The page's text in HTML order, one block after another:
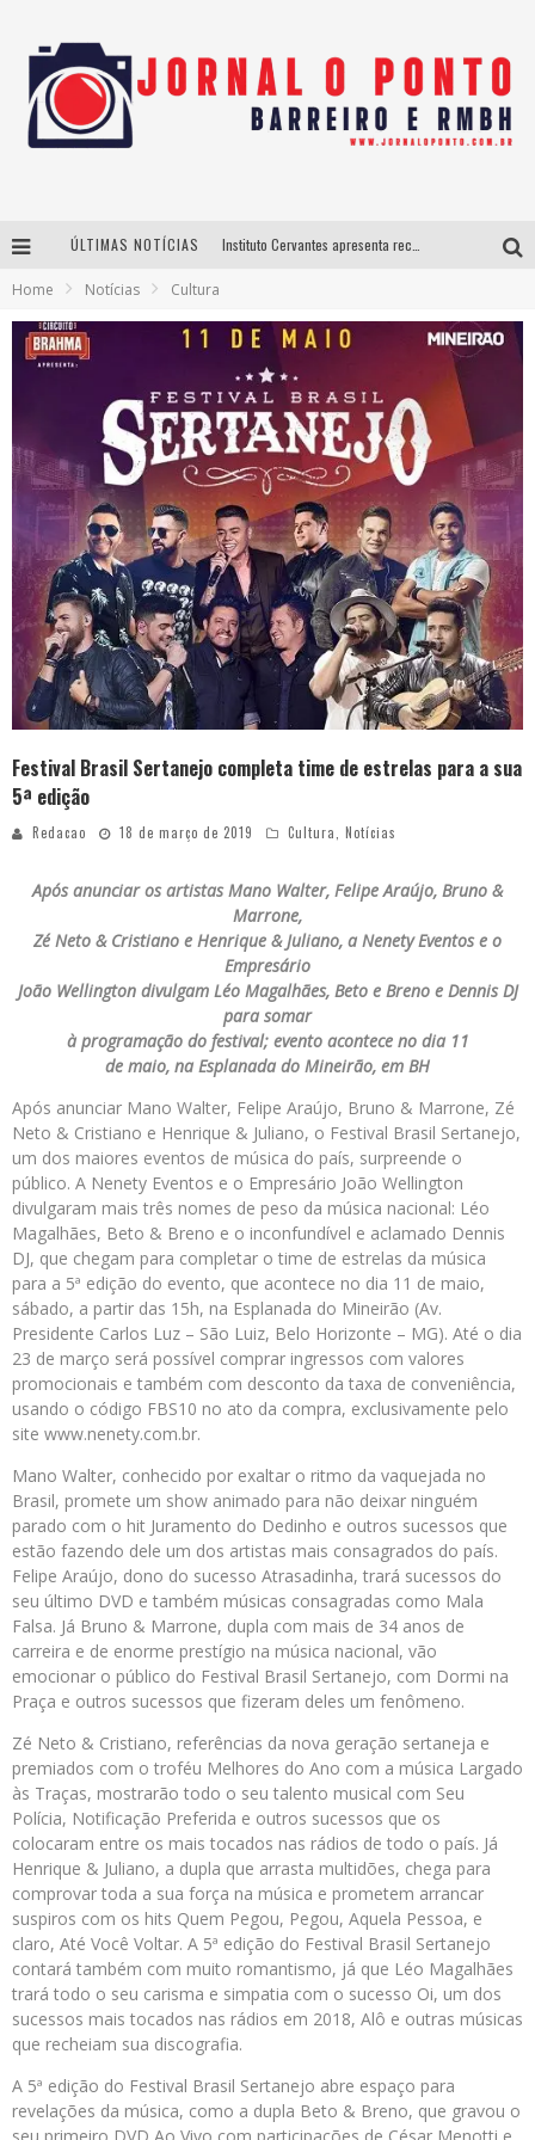
ÚLTIMAS NOTÍCIAS
Home Notícias Cultura
Festival Brasil Sertanejo completa time de estrelas para a sua
5ª edição
Redacao 18 de março de 2019 Cultura, Notícias
Após anunciar os artistas Mano Walter, Felipe Araújo, Bruno &
Marrone,
Zé Neto & Cristiano e Henrique & Juliano, a Nenety Eventos e o
Empresário
João Wellington divulgam Léo Magalhães, Beto e Breno e Dennis DJ
para somar
à programação do festival; evento acontece no dia 11
de maio, na Esplanada do Mineirão, em BH
Após anunciar Mano Walter, Felipe Araújo, Bruno & Marrone, Zé
Neto & Cristiano e Henrique & Juliano, o Festival Brasil Sertanejo,
um dos maiores eventos de música do país, surpreende o
público. A Nenety Eventos e o Empresário João Wellington
divulgaram mais três nomes de peso da música nacional: Léo
Magalhães, Beto & Breno e o inconfundível e aclamado Dennis
DJ, que chegam para completar o time de estrelas da música
para a 5ª edição do evento, que acontece no dia 11 de maio,
sábado, a partir das 15h, na Esplanada do Mineirão (Av.
Presidente Carlos Luz – São Luiz, Belo Horizonte – MG). Até o dia
23 de março será possível comprar ingressos com valores
promocionais e também com desconto da taxa de conveniência,
usando o código FBS10 no ato da compra, exclusivamente pelo
site www.nenety.com.br.
Mano Walter, conhecido por exaltar o ritmo da vaquejada no
Brasil, promete um show animado para não deixar ninguém
parado com o hit Juramento do Dedinho e outros sucessos que
estão fazendo dele um dos artistas mais consagrados do país.
Felipe Araújo, dono do sucesso Atrasadinha, trará sucessos do
seu último DVD e também músicas consagradas como Mala
Falsa. Já Bruno & Marrone, dupla com mais de 34 anos de
carreira e de enorme prestígio na música nacional, vão
emocionar o público do Festival Brasil Sertanejo, com Dormi na
Praça e outros sucessos que fizeram deles um fenômeno.
Zé Neto & Cristiano, referências da nova geração sertaneja e
premiados com o troféu Melhores do Ano com a música Largado
às Traças, mostrarão todo o seu talento musical com Seu
Polícia, Notificação Preferida e outros sucessos que os
colocaram entre os mais tocados nas rádios de todo o país. Já
Henrique & Juliano, a dupla que arrasta multidões, chega para
comprovar toda a sua força na música e prometem arrancar
suspiros com os hits Quem Pegou, Pegou, Aquela Pessoa, e
claro, Até Você Voltar. A 5ª edição do Festival Brasil Sertanejo
contará também com muito romantismo, já que Léo Magalhães
trará todo o seu carisma e simpatia com o sucesso Oi, um dos
sucessos mais tocados nas rádios em 2018, Alô e outras músicas
que recheiam sua discografia.
A 5ª edição do Festival Brasil Sertanejo abre espaço para
revelações da música, como a dupla Beto & Breno, que gravou o